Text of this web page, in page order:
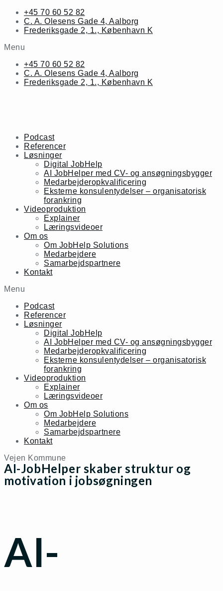
Skip
content
+45 70 60 52 82
C. A. Olesens Gade 4, Aalborg
Frederiksgade 2, 1., København K
Menu
+45 70 60 52 82
C. A. Olesens Gade 4, Aalborg
Frederiksgade 2, 1., København K
Podcast
Referencer
Løsninger
Digital JobHelp
AI JobHelper med CV- og ansøgningsbygger
Medarbejderopkvalificering
Eksterne konsulentydelser – organisatorisk
forankring
Videoproduktion
Explainer
Læringsvideoer
Om os
Om JobHelp Solutions
Medarbejdere
Samarbejdspartnere
Kontakt
Menu
Podcast
Referencer
Løsninger
Digital JobHelp
AI JobHelper med CV- og ansøgningsbygger
Medarbejderopkvalificering
Eksterne konsulentydelser – organisatorisk
forankring
Videoproduktion
Explainer
Læringsvideoer
Om os
Om JobHelp Solutions
Medarbejdere
Samarbejdspartnere
Kontakt
Vejen Kommune
AI-JobHelper skaber struktur og
motivation i jobsøgningen
AI-